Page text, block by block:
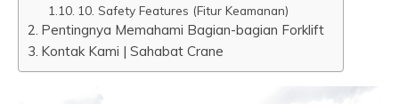
10. Safety Features (Fitur Keamanan)
Pentingnya Memahami Bagian-bagian Forklift
Kontak Kami | Sahabat Crane